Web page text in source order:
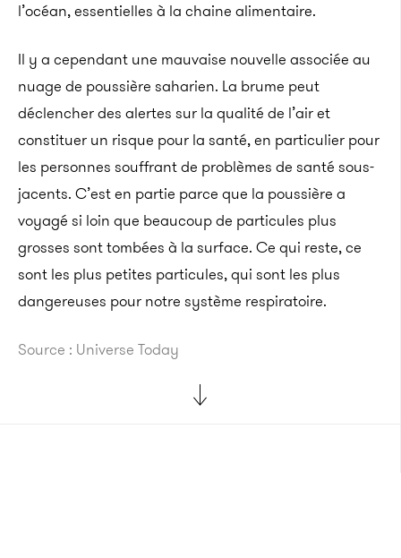
l’océan, essentielles à la chaine alimentaire.
Il y a cependant une mauvaise nouvelle associée au
nuage de poussière saharien. La brume peut
déclencher des alertes sur la qualité de l’air et
constituer un risque pour la santé, en particulier pour
les personnes souffrant de problèmes de santé sous-
jacents. C’est en partie parce que la poussière a
voyagé si loin que beaucoup de particules plus
grosses sont tombées à la surface. Ce qui reste, ce
sont les plus petites particules, qui sont les plus
dangereuses pour notre système respiratoire.
Source : Universe Today